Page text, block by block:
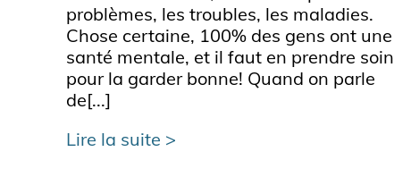
problèmes, les troubles, les maladies.
Chose certaine, 100% des gens ont une
santé mentale, et il faut en prendre soin
pour la garder bonne! Quand on parle
de[...]
Lire la suite